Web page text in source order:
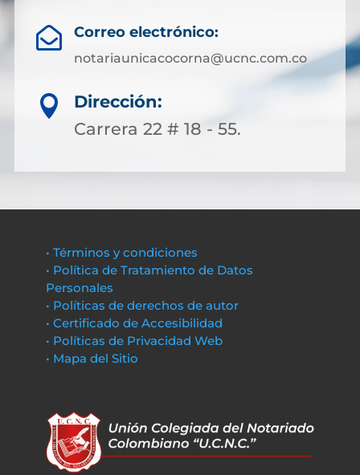
 Correo electrónico:
notariaunicacocorna@ucnc.com.co

Dirección:
Carrera 22 # 18 - 55.
• Términos y condiciones
• Política de Tratamiento de Datos
Personales
• Políticas de derechos de autor
• Certificado de Accesibilidad
• Políticas de Privacidad Web
• Mapa del Sitio